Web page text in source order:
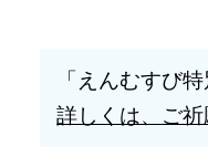
「えんむすび
詳しくは、ご